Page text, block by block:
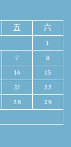
五
六
1
7
8
14
15
21
22
28
29